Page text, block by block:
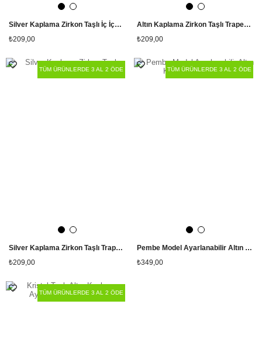
Silver Kaplama Zirkon Taşlı İç İçe Halka Yüzük
₺209,00
Altın Kaplama Zirkon Taşlı Trapez Yüzük
₺209,00
Silver Kaplama Zirkon Taşlı Trapez Yüzük
₺209,00
TÜM ÜRÜNLERDE 3 AL 2 ÖDE
Pembe Model Ayarlanabilir Altın Kaplama Çelik Yüzük
₺349,00
TÜM ÜRÜNLERDE 3 AL 2 ÖDE
TÜM ÜRÜNLERDE 3 AL 2 ÖDE